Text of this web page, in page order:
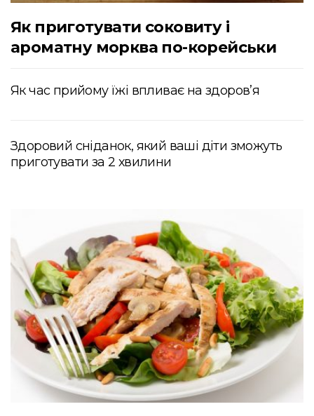
Як приготувати соковиту і
ароматну морква по-корейськи
Як час прийому їжі впливає на здоров’я
Здоровий сніданок, який ваші діти зможуть
приготувати за 2 хвилини